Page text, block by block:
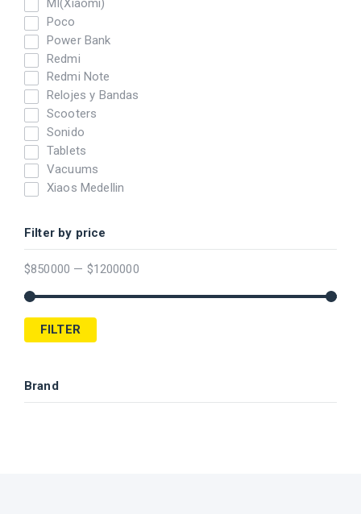
MI(Xiaomi)
Poco
Power Bank
Redmi
Redmi Note
Relojes y Bandas
Scooters
Sonido
Tablets
Vacuums
Xiaos Medellin
Filter by price
$850000 — $1200000
FILTER
Brand